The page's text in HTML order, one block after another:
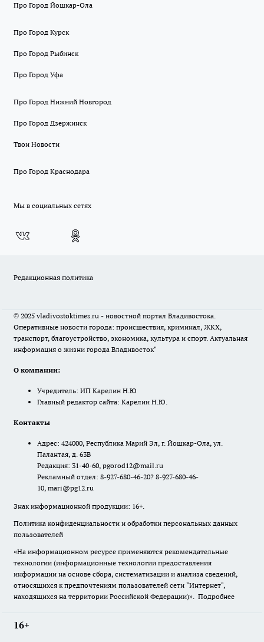
Про Город Йошкар-Ола
Про Город Курск
Про Город Рыбинск
Про Город Уфа
Про Город Нижний Новгород
Про Город Дзержинск
Твои Новости
Про Город Краснодара
Мы в социальных сетях
Редакционная политика
© 2025 vladivostoktimes.ru - новостной портал Владивостока.
Оперативные новости города: происшествия, криминал, ЖКХ,
транспорт, благоустройство, экономика, культура и спорт. Актуальная
информация о жизни города Владивосток"
О компании:
Учредитель: ИП Карелин Н.Ю
Главный редактор сайта: Карелин Н.Ю.
Контакты
Адрес: 424000, Республика Марий Эл, г. Йошкар-Ола, ул.
Палантая, д. 63В
Редакция: 31-40-60, pgorod12@mail.ru
Рекламный отдел: 8-927-680-46-20? 8-927-680-46-
10, mari@pg12.ru
Знак информационной продукции: 16+.
Политика конфиденциальности и обработки персональных данных
пользователей
«На информационном ресурсе применяются рекомендательные
технологии (информационные технологии предоставления
информации на основе сбора, систематизации и анализа сведений,
относящихся к предпочтениям пользователей сети "Интернет",
находящихся на территории Российской Федерации)». Подробнее
16+